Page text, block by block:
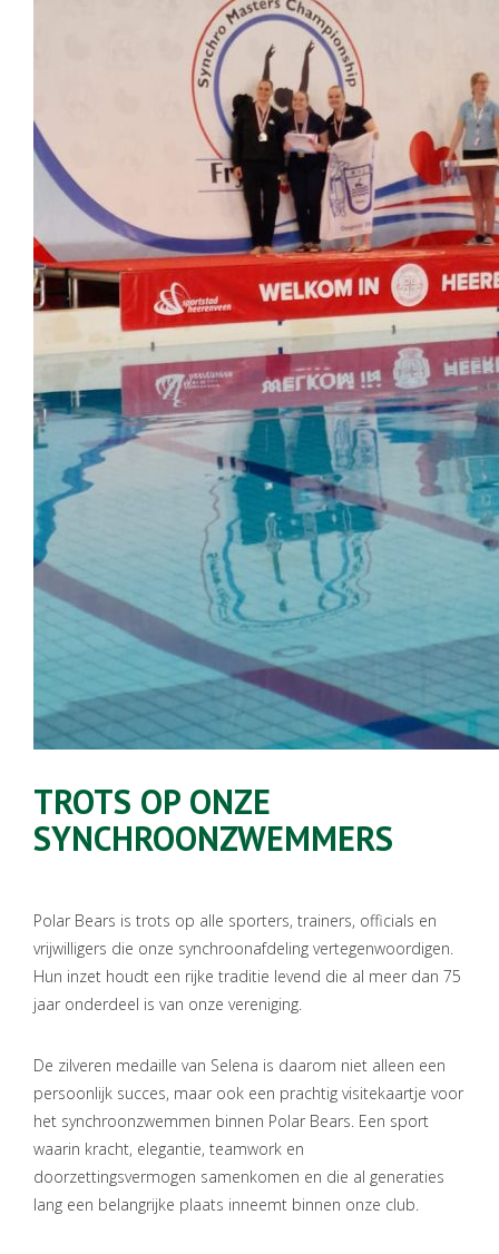
TROTS OP ONZE
SYNCHROONZWEMMERS
Polar Bears is trots op alle sporters, trainers, officials en
vrijwilligers die onze synchroonafdeling vertegenwoordigen.
Hun inzet houdt een rijke traditie levend die al meer dan 75
jaar onderdeel is van onze vereniging.
De zilveren medaille van Selena is daarom niet alleen een
persoonlijk succes, maar ook een prachtig visitekaartje voor
het synchroonzwemmen binnen Polar Bears. Een sport
waarin kracht, elegantie, teamwork en
doorzettingsvermogen samenkomen en die al generaties
lang een belangrijke plaats inneemt binnen onze club.